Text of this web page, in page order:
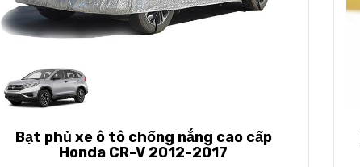
Bạt phủ xe ô tô chống nắng cao cấp
Honda CR-V 2012-2017